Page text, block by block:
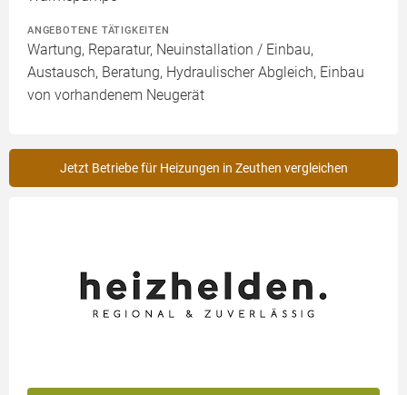
ANGEBOTENE TÄTIGKEITEN
Wartung, Reparatur, Neuinstallation / Einbau,
Austausch, Beratung, Hydraulischer Abgleich, Einbau
von vorhandenem Neugerät
Jetzt Betriebe für Heizungen in Zeuthen vergleichen